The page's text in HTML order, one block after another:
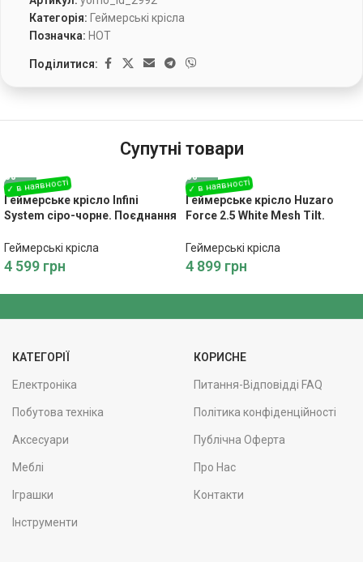
Категорія: Геймерські крісла
Позначка: HOT
Поділитися:
Супутні товари
Геймерське крісло Infini
System сіро-чорне. Поєднання
Продуктивності
Геймерські крісла
4 599 грн
Геймерське крісло Huzaro
Force 2.5 White Mesh Tilt.
Довше, Грайте Зручніше!
Геймерські крісла
4 899 грн
КАТЕГОРІЇ
Електроніка
Побутова техніка
Аксесуари
Меблі
Іграшки
Інструменти
КОРИСНЕ
Питання-Відповідді FAQ
Політика конфіденційності
Публічна Оферта
Про Нас
Контакти